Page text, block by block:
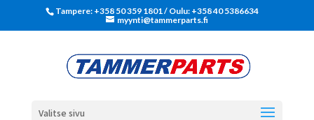
Tampere: +358 50 359 1801‬ / Oulu: +358 40 5386634
myynti@tammerparts.fi
Valitse sivu